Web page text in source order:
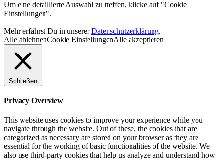
Um eine detaillierte Auswahl zu treffen, klicke auf "Cookie
Einstellungen".
Mehr erfährst Du in unsererDatenschutzerklärung.
Alle ablehnenCookie EinstellungenAlle akzeptieren
Schließen
Privacy Overview
This website uses cookies to improve your experience while you
navigate through the website. Out of these, the cookies that are
categorized as necessary are stored on your browser as they are
essential for the working of basic functionalities of the website. We
also use third-party cookies that help us analyze and understand how